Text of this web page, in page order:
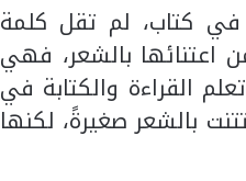
في كتاب، لم تقل كلمة
اعتنائها بالشعر، فهي
القراءة والكتابة في
بالشعر صغيرةً، لكنها